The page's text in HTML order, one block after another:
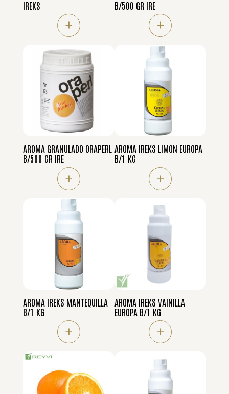
IREKS
+
B/500 GR IRE
+
AROMA GRANULADO ORAPERL
B/500 GR IRE
+
AROMA IREKS LIMON EUROPA
B/1 KG
+
AROMA IREKS MANTEQUILLA
B/1 KG
+
AROMA IREKS VAINILLA
EUROPA B/1 KG
+